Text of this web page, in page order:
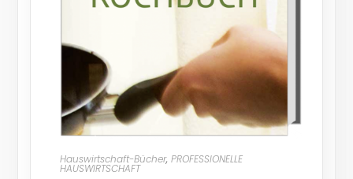
Hauswirtschaft-Bücher, PROFESSIONELLE
HAUSWIRTSCHAFT